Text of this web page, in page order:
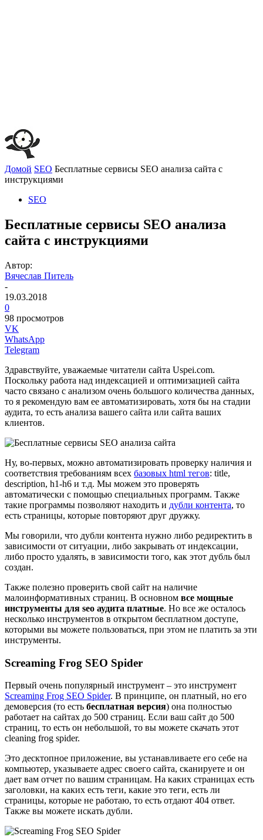
Домой SEO Бесплатные сервисы SEO анализа сайта с
инструкциями
SEO
Бесплатные сервисы SEO анализа
сайта с инструкциями
Автор:
Вячеслав Питель
-
19.03.2018
0
98 просмотров
VK
WhatsApp
Telegram
Здравствуйте, уважаемые читатели сайта Uspei.com.
Поскольку работа над индексацией и оптимизацией сайта
часто связано с анализом очень большого количества данных,
то я рекомендую вам ее автоматизировать, хотя бы на стадии
аудита, то есть анализа вашего сайта или сайта ваших
клиентов.
Ну, во-первых, можно автоматизировать проверку наличия и
соответствия требованиям всех базовых html тегов: title,
description, h1-h6 и т.д. Мы можем это проверять
автоматически с помощью специальных программ. Также
такие программы позволяют находить и дубли контента, то
есть страницы, которые повторяют друг дружку.
Мы говорили, что дубли контента нужно либо редиректить в
зависимости от ситуации, либо закрывать от индексации,
либо просто удалять, в зависимости того, как этот дубль был
создан.
Также полезно проверить свой сайт на наличие
малоинформативных страниц. В основном все мощные
инструменты для seo аудита платные. Но все же осталось
несколько инструментов в открытом бесплатном доступе,
которыми вы можете пользоваться, при этом не платить за эти
инструменты.
Screaming Frog SEO Spider
Первый очень популярный инструмент – это инструмент
Screaming Frog SEO Spider. В принципе, он платный, но его
демоверсия (то есть бесплатная версия) она полностью
работает на сайтах до 500 страниц. Если ваш сайт до 500
страниц, то есть он небольшой, то вы можете скачать этот
cleaning frog spider.
Это десктопное приложение, вы устанавливаете его себе на
компьютер, указываете адрес своего сайта, сканируете и он
дает вам отчет по вашим страницам. На каких страницах есть
заголовки, на каких есть теги, какие это теги, есть ли
страницы, которые не работаю, то есть отдают 404 ответ.
Также вы можете искать дубли.